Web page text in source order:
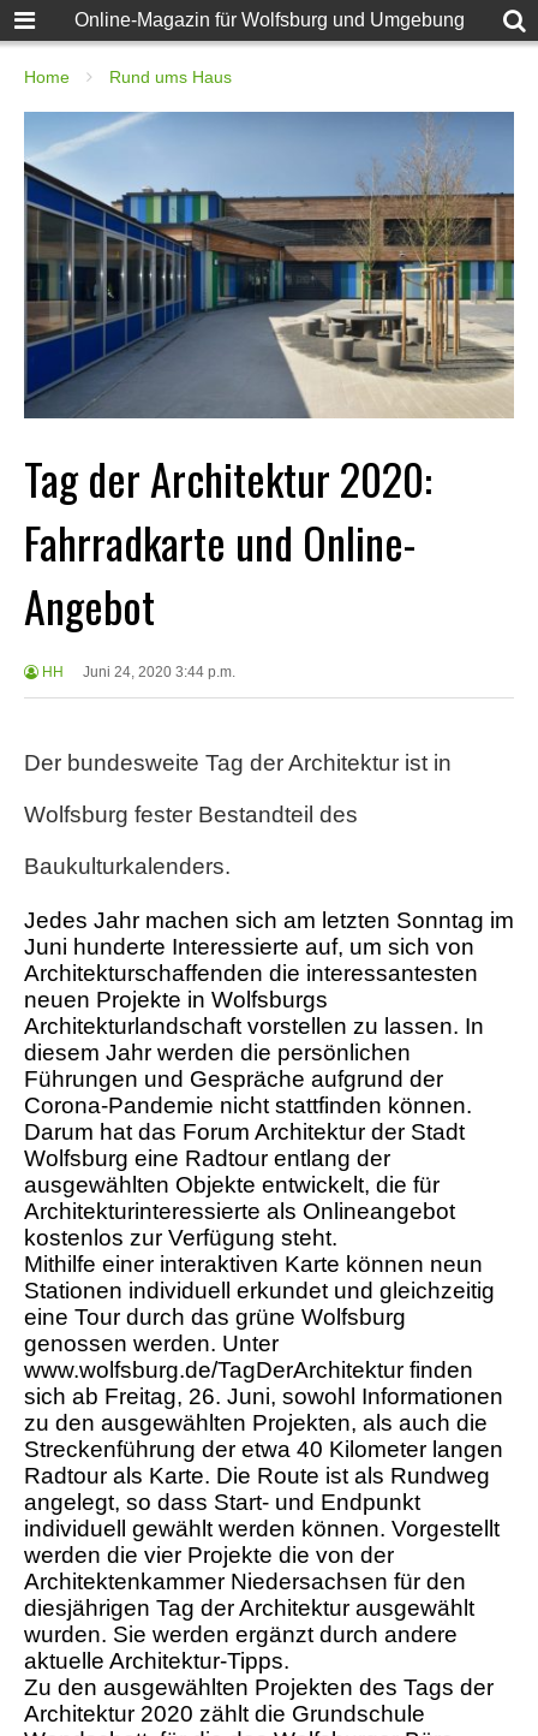
Online-Magazin für Wolfsburg und Umgebung
Home Rund ums Haus
Tag der Architektur 2020:
Fahrradkarte und Online-
Angebot
HH Juni 24, 2020 3:44 p.m.
Der bundesweite Tag der Architektur ist in
Wolfsburg fester Bestandteil des
Baukulturkalenders.
Jedes Jahr machen sich am letzten Sonntag im
Juni hunderte Interessierte auf, um sich von
Architekturschaffenden die interessantesten
neuen Projekte in Wolfsburgs
Architekturlandschaft vorstellen zu lassen. In
diesem Jahr werden die persönlichen
Führungen und Gespräche aufgrund der
Corona-Pandemie nicht stattfinden können.
Darum hat das Forum Architektur der Stadt
Wolfsburg eine Radtour entlang der
ausgewählten Objekte entwickelt, die für
Architekturinteressierte als Onlineangebot
kostenlos zur Verfügung steht.
Mithilfe einer interaktiven Karte können neun
Stationen individuell erkundet und gleichzeitig
eine Tour durch das grüne Wolfsburg
genossen werden. Unter
www.wolfsburg.de/TagDerArchitektur finden
sich ab Freitag, 26. Juni, sowohl Informationen
zu den ausgewählten Projekten, als auch die
Streckenführung der etwa 40 Kilometer langen
Radtour als Karte. Die Route ist als Rundweg
angelegt, so dass Start- und Endpunkt
individuell gewählt werden können. Vorgestellt
werden die vier Projekte die von der
Architektenkammer Niedersachsen für den
diesjährigen Tag der Architektur ausgewählt
wurden. Sie werden ergänzt durch andere
aktuelle Architektur-Tipps.
Zu den ausgewählten Projekten des Tags der
Architektur 2020 zählt die Grundschule